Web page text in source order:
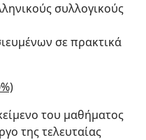
συλλογικούς
σε πρακτικά
του μαθήματος
της τελευταίας